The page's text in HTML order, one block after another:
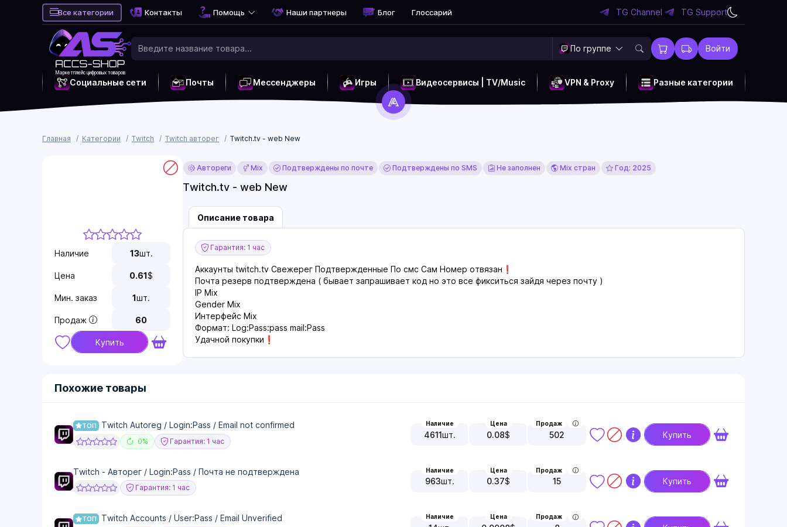
Все категории Контакты Помощь Наши партнеры Блог Глоссарий TG Channel TG Support
Маркетплейс цифровых товаров
По группе Войти
Социальные сети Почты Мессенджеры Игры Видеосервисы | TV/Music VPN & Proxy Разные категории
Главная Категории Twitch Twitch авторег Twitch.tv - web New
Наличие 13шт.
Цена 0.61$
Мин. заказ 1шт.
Продаж 60
Купить
Автореги Mix Подтверждены по почте Подтверждены по SMS Не заполнен Mix стран Год: 2025
Twitch.tv - web New
Описание товара
Гарантия: 1 час
Аккаунты twitch.tv Свежерег Подтвержденные По смс ️Сам Номер отвязан❗️
Почта резерв подтверждена ( бывает запрашивает код но это все фикситься зайдя через почту )
IP Mix
Gender Mix
Интерфейс Mix
Формат: Log:Pass:pass mail:Pass
Удачной покупки❗️
Похожие товары
ТОП Twitch Autoreg / Login:Pass / Email not confirmed
0% Гарантия: 1 час
Наличие
4611шт.
Цена
0.08$
Продаж
502 Купить
Twitch - Авторег / Login:Pass / Почта не подтверждена
Гарантия: 1 час
Наличие
963шт.
Цена
0.37$
Продаж
15 Купить
ТОП Twitch Accounts / User:Pass / Email Unverified Наличие Цена Продаж